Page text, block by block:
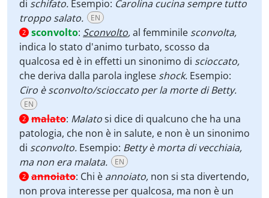
di schifato. Esempio: Carolina cucina sempre tutto
troppo salato.
EN
2 sconvolto: Sconvolto,al femminile sconvolta,
indica lo stato d'animo turbato, scosso da
qualcosa ed è in effetti un sinonimo di scioccato,
che deriva dalla parola inglese shock. Esempio:
Ciro è sconvolto/scioccato per la morte di Betty.
EN
2 malato: Malatosi dice di qualcuno che ha una
patologia, che non è in salute, e non è un sinonimo
di sconvolto. Esempio: Betty è morta di vecchiaia,
ma non era malata.
EN
2 annoiato: Chi è annoiato, non si sta divertendo,
non prova interesse per qualcosa, ma non è un